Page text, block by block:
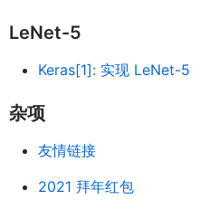
LeNet-5
Keras[1]: 实现 LeNet-5
杂项
友情链接
2021 拜年红包